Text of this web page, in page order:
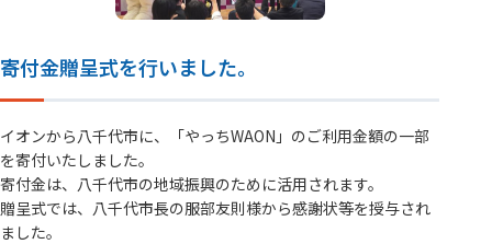
寄付金贈呈式を行いました。
イオンから八千代市に、「やっちWAON」のご利用金額の一部
を寄付いたしました。
寄付金は、八千代市の地域振興のために活用されます。
贈呈式では、八千代市長の服部友則様から感謝状等を授与され
ました。